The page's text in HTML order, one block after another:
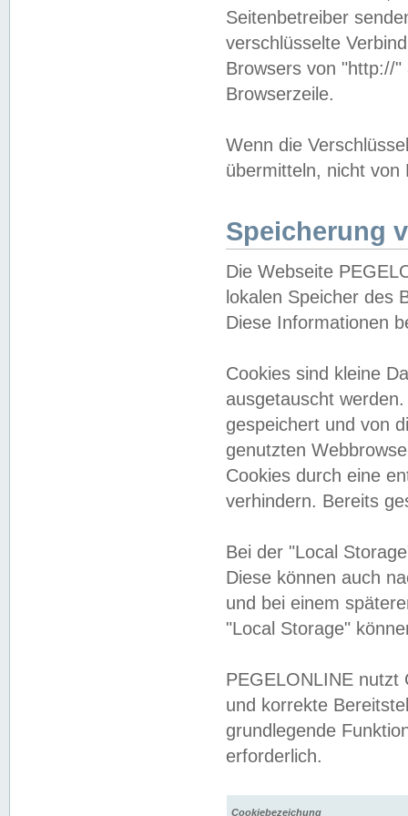
Seitenbetreiber
verschlüsselte
Browsers von "http://
Browserzeile.
Wenn die
übermitteln, nicht von
Speicherung
Die Webseite
lokalen Speicher des
Diese Informationen
Cookies sind kleine
ausgetauscht
gespeichert und von
genutzten
Cookies durch eine
verhindern. Bereits
Bei der "Local
Diese können auch
und bei einem
"Local Storage"
PEGELONLINE nutzt
und korrekte
grundlegende
erforderlich.
Cookiebezeichung